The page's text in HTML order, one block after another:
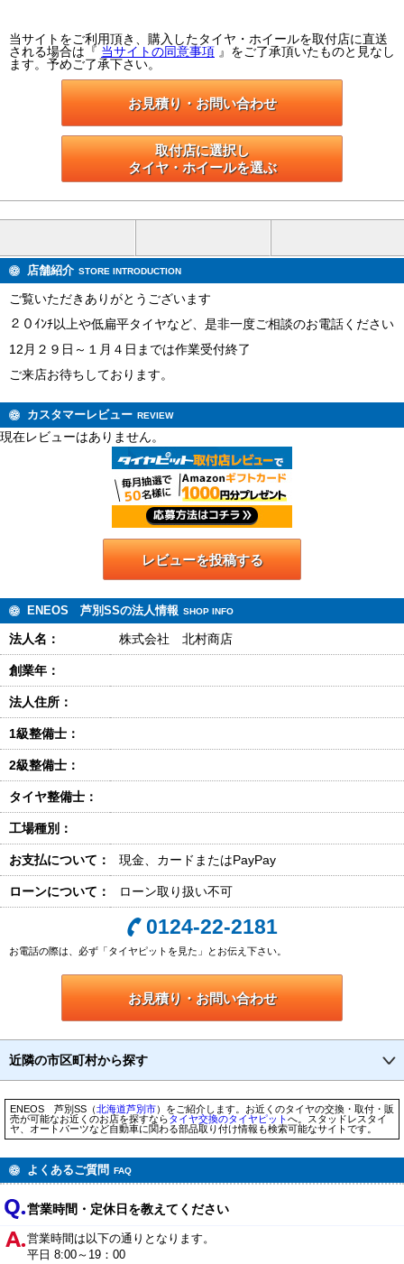
当サイトをご利用頂き、購入したタイヤ・ホイールを取付店に直送
される場合は『 当サイトの同意事項 』をご了承頂いたものと見なし
ます。予めご了承下さい。
お見積り・お問い合わせ
取付店に選択し
タイヤ・ホイールを選ぶ
店舗紹介 STORE INTRODUCTION
ご覧いただきありがとうございます
２０ｲﾝﾁ以上や低扁平タイヤなど、是非一度ご相談のお電話ください
12月２９日～１月４日までは作業受付終了
ご来店お待ちしております。
カスタマーレビュー REVIEW
現在レビューはありません。
レビューを投稿する
ENEOS 芦別SSの法人情報 SHOP INFO
法人名： 株式会社 北村商店
創業年：
法人住所：
1級整備士：
2級整備士：
タイヤ整備士：
工場種別：
お支払について： 現金、カードまたはPayPay
ローンについて： ローン取り扱い不可
0124-22-2181
お電話の際は、必ず「タイヤピットを見た」とお伝え下さい。
お見積り・お問い合わせ
近隣の市区町村から探す
ENEOS 芦別SS（北海道芦別市）をご紹介します。お近くのタイヤの交換・取付・販
売が可能なお近くのお店を探すならタイヤ交換のタイヤピットへ。スタッドレスタイ
ヤ、オートパーツなど自動車に関わる部品取り付け情報も検索可能なサイトです。
よくあるご質問 FAQ
営業時間・定休日を教えてください
営業時間は以下の通りとなります。
平日 8:00～19：00